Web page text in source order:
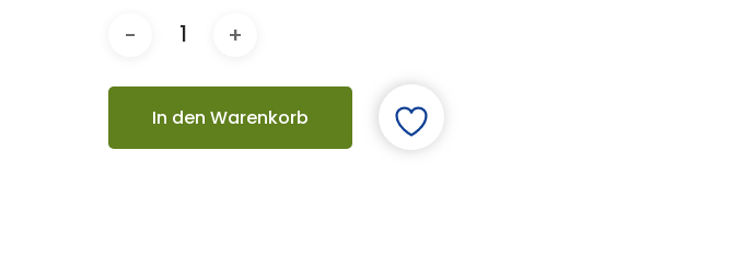
In den Warenkorb